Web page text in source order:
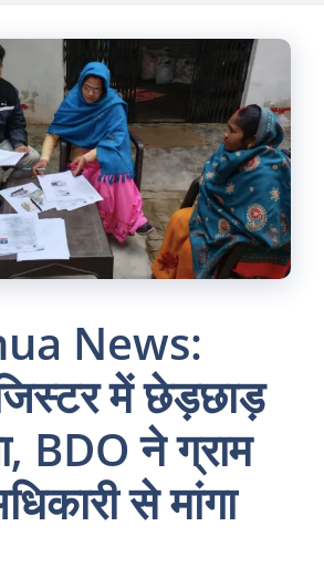
News:
में छेड़छाड़
BDO ने ग्राम
से मांगा